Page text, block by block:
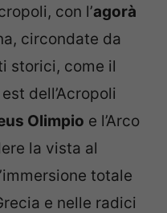
con l’agorà
circondate da
storici, come il
dell’Acropoli
Olimpio e l’Arco
la vista al
totale
e nelle radici